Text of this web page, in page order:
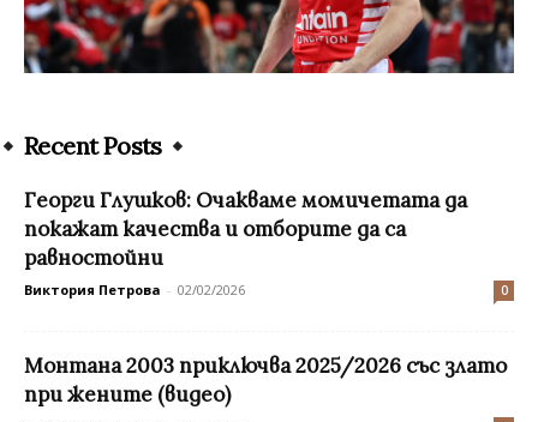
Recent Posts
Георги Глушков: Очакваме момичетата да
покажат качества и отборите да са
равностойни
Виктория Петрова - 02/02/2026 0
Монтана 2003 приключва 2025/2026 със злато
при жените (видео)